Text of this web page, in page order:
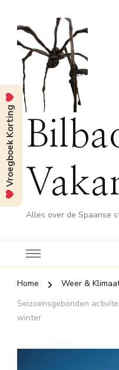
Alles over de Spaanse
Home
Weer &
Seizoensgebonden
winter
Vroegboek Korting